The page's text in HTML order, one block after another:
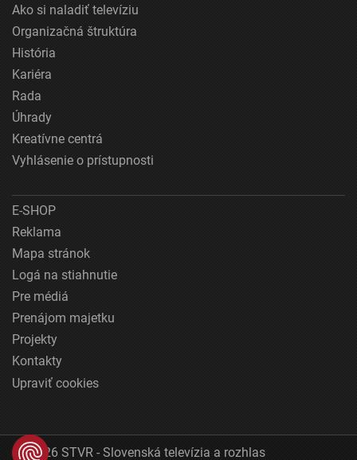
Ako si naladiť televíziu
Organizačná štruktúra
História
Kariéra
Rada
Úhrady
Kreatívne centrá
Vyhlásenie o prístupnosti
E-SHOP
Reklama
Mapa stránok
Logá na stiahnutie
Pre médiá
Prenájom majetku
Projekty
Kontakty
Upraviť cookies
© 2026 STVR - Slovenská televízia a rozhlas